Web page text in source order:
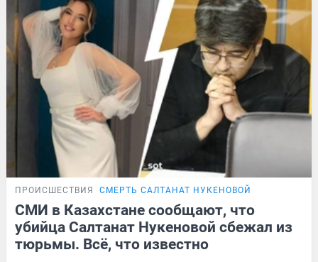
ПРОИСШЕСТВИЯ СМЕРТЬ САЛТАНАТ НУКЕНОВОЙ
СМИ в Казахстане сообщают, что
убийца Салтанат Нукеновой сбежал из
тюрьмы. Всё, что известно